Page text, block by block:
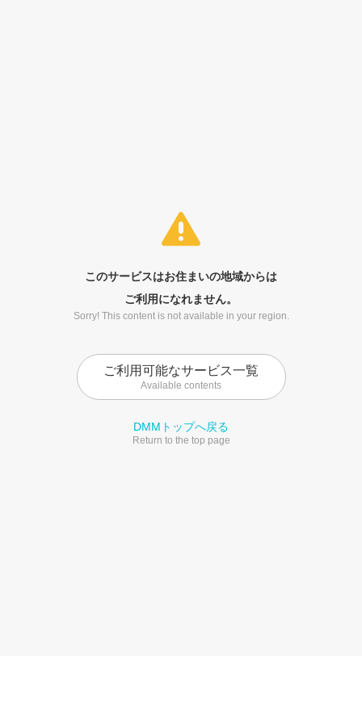
このサービスはお住まいの地域からは
ご利用になれません。
Sorry! This content is not available in your region.
ご利用可能なサービス一覧
Available contents
DMMトップへ戻る
Return to the top page